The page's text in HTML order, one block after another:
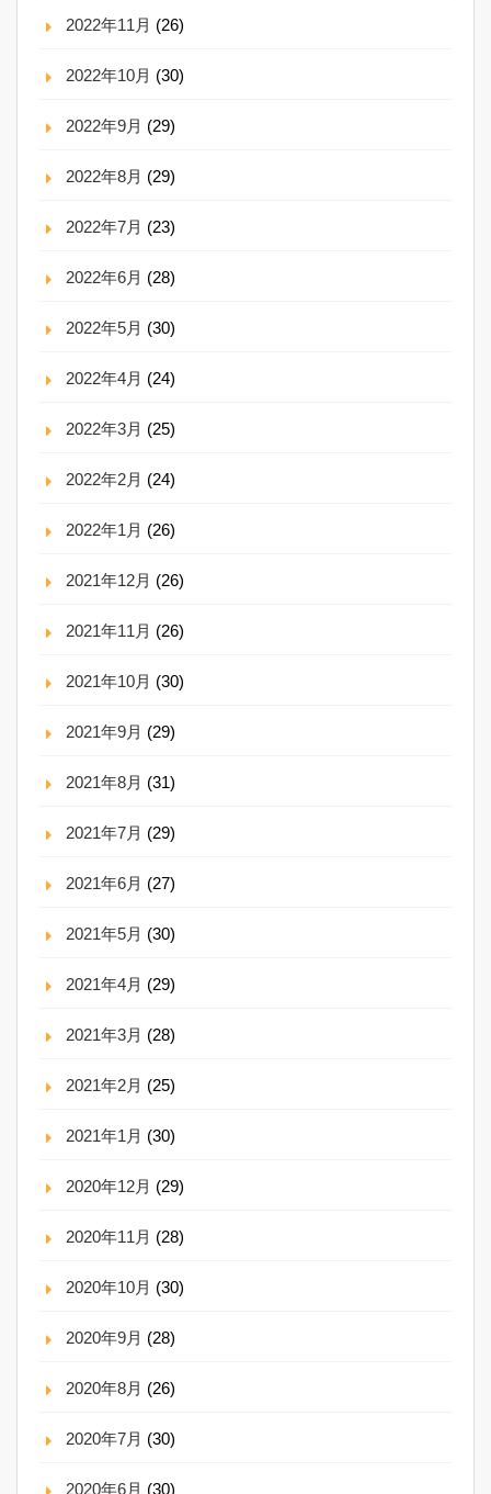
2022年11月 (26)
2022年10月 (30)
2022年9月 (29)
2022年8月 (29)
2022年7月 (23)
2022年6月 (28)
2022年5月 (30)
2022年4月 (24)
2022年3月 (25)
2022年2月 (24)
2022年1月 (26)
2021年12月 (26)
2021年11月 (26)
2021年10月 (30)
2021年9月 (29)
2021年8月 (31)
2021年7月 (29)
2021年6月 (27)
2021年5月 (30)
2021年4月 (29)
2021年3月 (28)
2021年2月 (25)
2021年1月 (30)
2020年12月 (29)
2020年11月 (28)
2020年10月 (30)
2020年9月 (28)
2020年8月 (26)
2020年7月 (30)
2020年6月 (30)